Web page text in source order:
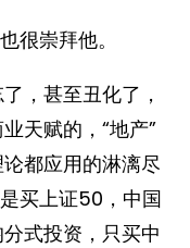
很崇拜他。
，甚至丑化了，
天赋的，“地产”
都应用的淋漓尽
买上证50，中国
式投资，只买中